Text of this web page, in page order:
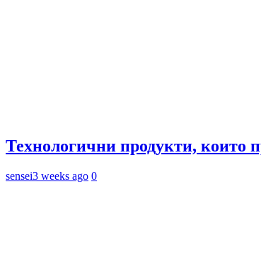
Технологични продукти, които
sensei3 weeks ago 0